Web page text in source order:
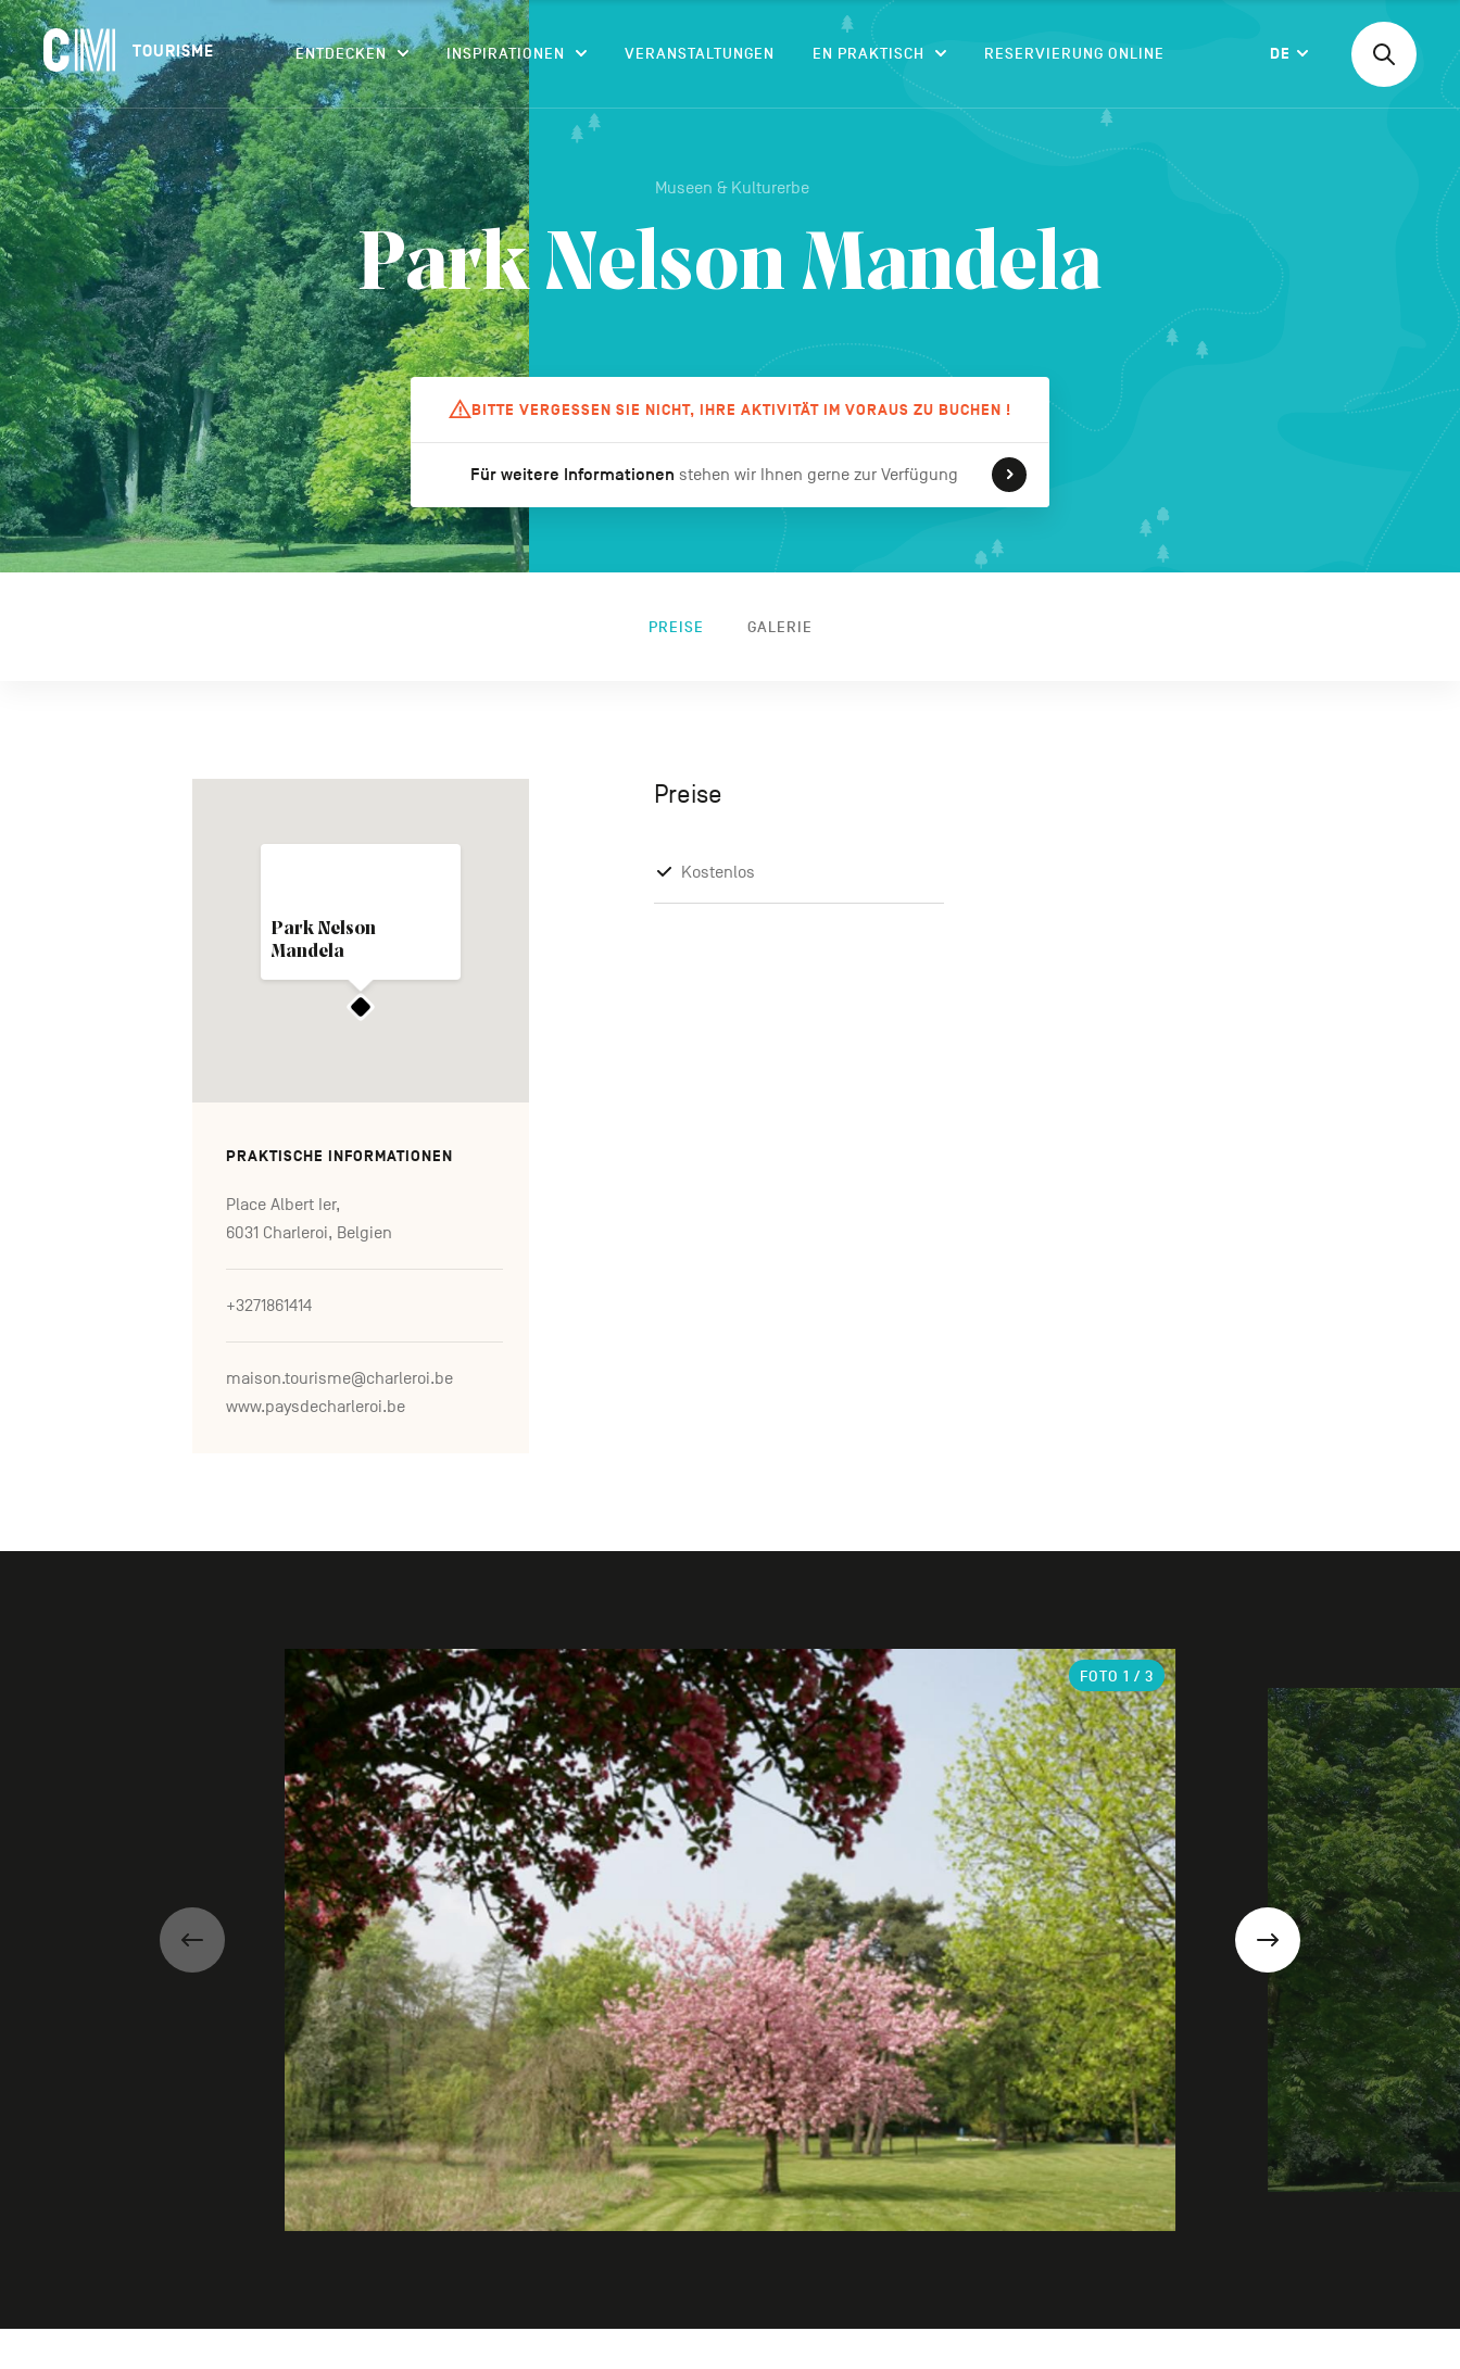
CM
Tourisme
DE
TOURISME
Navigation
principale
ENTDECKEN INSPIRATIONEN VERANSTALTUNGEN EN PRAKTISCH RESERVIERUNG ONLINE DE
Suchen
nach
Suchen
nach
einer
Aktivität,
einer
Unterkunft…
BESTÄTIGEN
Museen & Kulturerbe
Park Nelson Mandela
BITTE VERGESSEN SIE NICHT, IHRE AKTIVITÄT IM VORAUS ZU BUCHEN !
Für weitere Informationen stehen wir Ihnen gerne zur Verfügung
PREISE GALERIE
Park Nelson
Mandela
PRAKTISCHE INFORMATIONEN
Place Albert Ier,
6031 Charleroi, Belgien
+3271861414
maison.tourisme@charleroi.be
www.paysdecharleroi.be
Preise
Kostenlos
Précédent Suivant
FOTO 1 / 3